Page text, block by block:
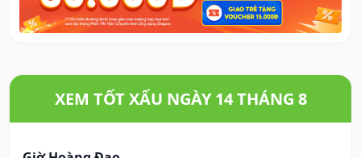
XEM TỐT XẤU NGÀY 14 THÁNG 8